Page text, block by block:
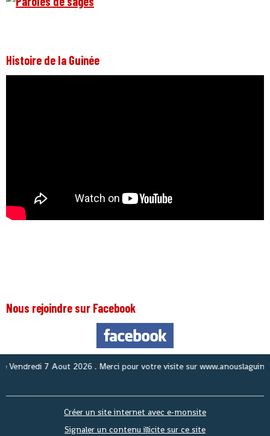
Histoire de la Guinée
Nous rejoindre sur Facebook
Créer un site internet avec e-monsite
Signaler un contenu illicite sur ce site